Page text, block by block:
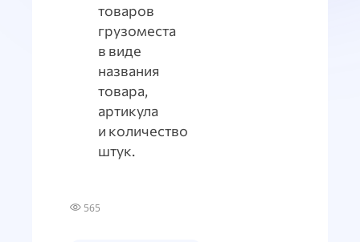
товаров
грузоместа
в виде
названия
товара,
артикула
и количество
штук.
565